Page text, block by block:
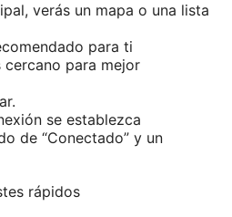
verás un mapa o una lista
para ti
cercano para mejor
se establezca
de “Conectado” y un
rápidos